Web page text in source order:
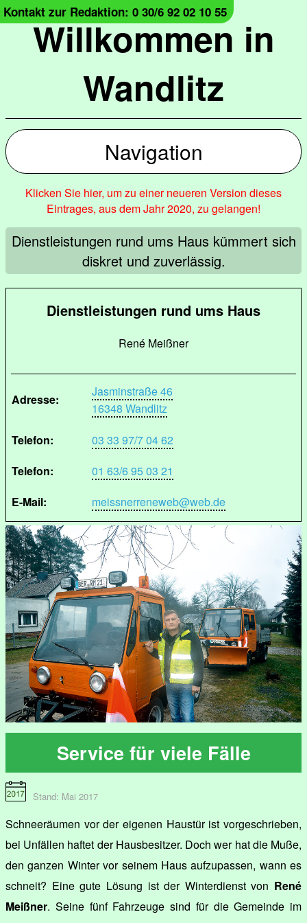
Willkommen in
Wandlitz
Kontakt zur Redaktion: 0 30/6 92 02 10 55
Navigation
Klicken Sie hier, um zu einer neueren Version dieses
Eintrages, aus dem Jahr 2020, zu gelangen!
Dienstleistungen rund ums Haus kümmert sich
diskret und zuverlässig.
Dienstleistungen rund ums Haus
René Meißner
Adresse:
Jasminstraße 46
16348 Wandlitz
Telefon:
03 33 97/7 04 62
Telefon:
01 63/6 95 03 21
E-Mail:
meissnerreneweb@web.de
Service für viele Fälle
Stand: Mai 2017
Schneeräumen vor der eigenen Haustür ist vorgeschrieben,
bei Unfällen haftet der Hausbesitzer. Doch wer hat die Muße,
den ganzen Winter vor seinem Haus aufzupassen, wann es
schneit? Eine gute Lösung ist der Winterdienst von René
Meißner. Seine fünf Fahrzeuge sind für die Gemeinde im